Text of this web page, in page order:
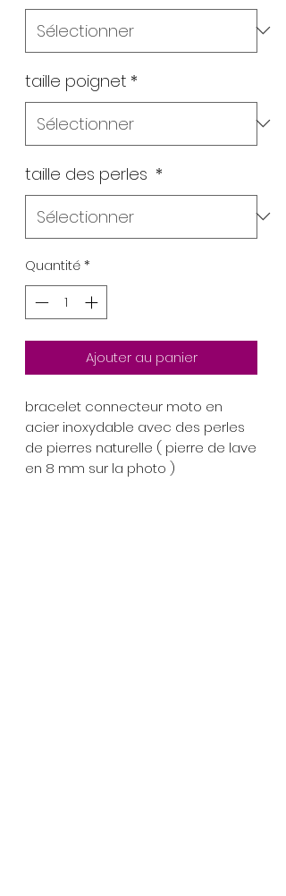
taille poignet *
taille des perles *
Quantité*
Ajouter au panier
bracelet connecteur moto en
acier inoxydable avec des perles
de pierres naturelle ( pierre de lave
en 8 mm sur la photo )